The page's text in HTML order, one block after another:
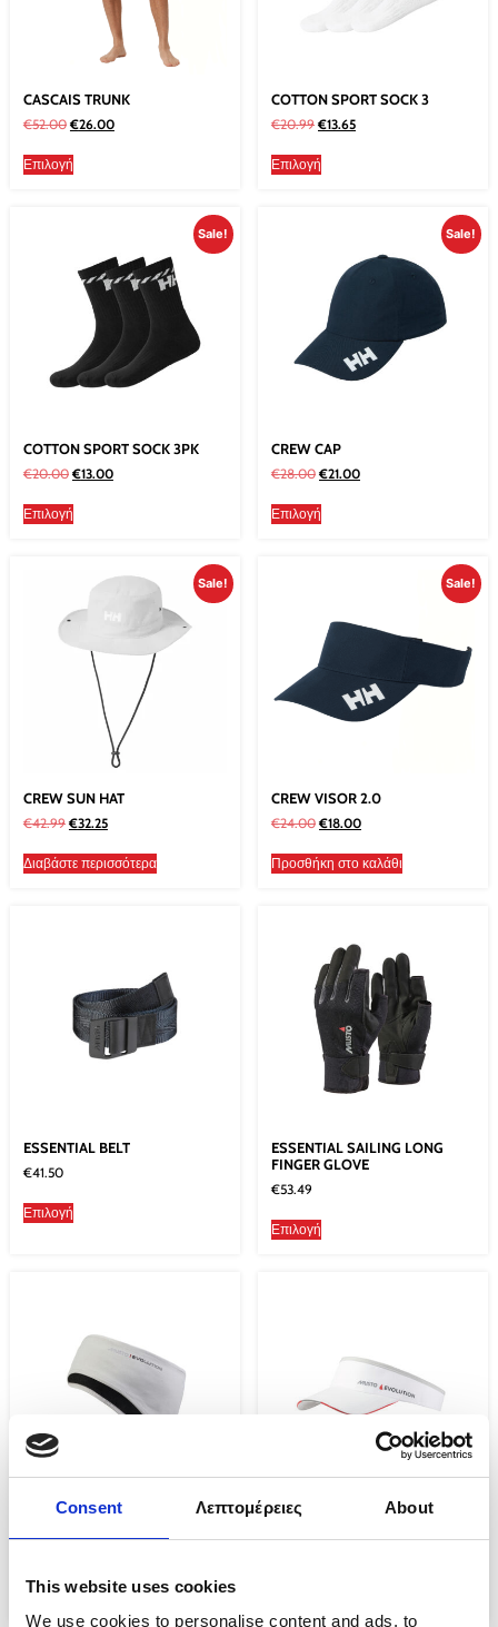
Consent Λεπτομέρειες About
This website uses cookies
We use cookies to personalise content and ads, to
CASCAIS TRUNK
€52.00 €26.00
Επιλογή
COTTON SPORT SOCK 3
€20.99 €13.65
Επιλογή
Sale!
COTTON SPORT SOCK 3PK
€20.00 €13.00
Επιλογή
Sale!
CREW CAP
€28.00 €21.00
Επιλογή
Sale!
CREW SUN HAT
€42.99 €32.25
Διαβάστε περισσότερα
Sale!
CREW VISOR 2.0
€24.00 €18.00
Προσθήκη στο καλάθι
ESSENTIAL BELT
€41.50
Επιλογή
ESSENTIAL SAILING LONG
FINGER GLOVE
€53.49
Επιλογή
EVOLUTION GORE-TEX
Προσθήκη στο καλάθι
EVOLUTION RACE VISOR
€23.99